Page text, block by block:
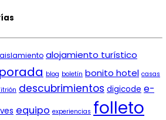
aislamiento alojamiento turístico
blog boletín bonito hotel casas
descubrimientos digicode e-
equipo experiencias folleto